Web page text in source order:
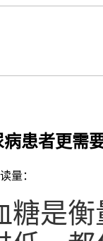
患者更需
量：
是衡